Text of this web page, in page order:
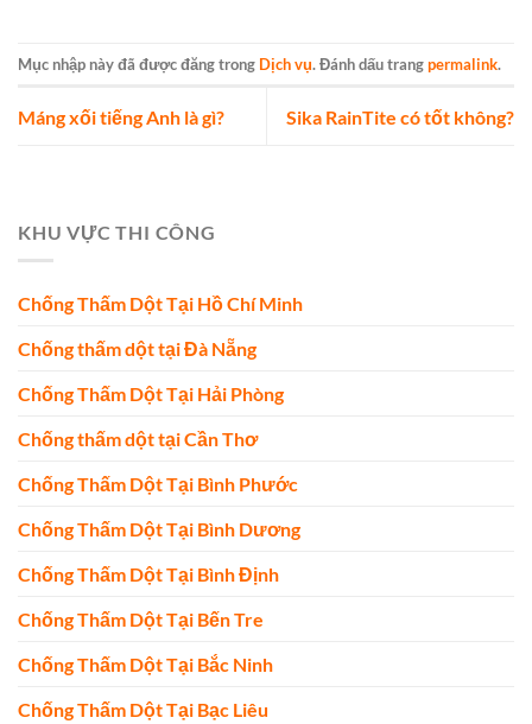
Mục nhập này đã được đăng trong Dịch vụ. Đánh dấu trangpermalink.
Máng xối tiếng Anh là gì? Sika RainTite có tốt không?
KHU VỰC THI CÔNG
Chống Thấm Dột Tại Hồ Chí Minh
Chống thấm dột tại Đà Nẵng
Chống Thấm Dột Tại Hải Phòng
Chống thấm dột tại Cần Thơ
Chống Thấm Dột Tại Bình Phước
Chống Thấm Dột Tại Bình Dương
Chống Thấm Dột Tại Bình Định
Chống Thấm Dột Tại Bến Tre
Chống Thấm Dột Tại Bắc Ninh
Chống Thấm Dột Tại Bạc Liêu